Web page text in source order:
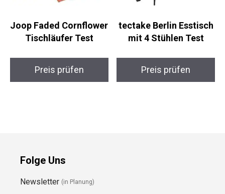
Joop Faded Cornflower
Tischläufer Test
Preis prüfen
tectake Berlin Esstisch
mit 4 Stühlen Test
Preis prüfen
Folge Uns
Newsletter (in Planung)